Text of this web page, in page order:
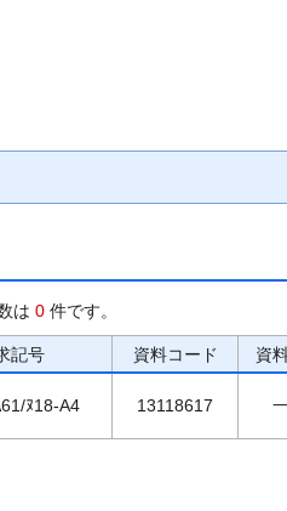
は 0 件です。
記号 資料コード 資
ﾇ18-A4 13118617